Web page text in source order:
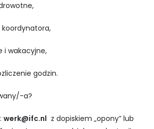
i wakacyjne,
godzin.
a?
werk@ifc.nl z dopiskiem „opony” lub